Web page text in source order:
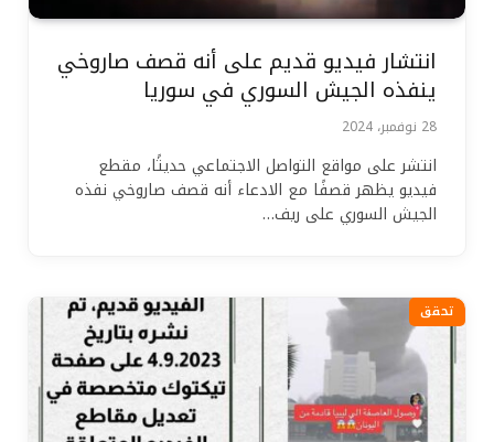
انتشار فيديو قديم على أنه قصف صاروخي
ينفذه الجيش السوري في سوريا
28 نوفمبر، 2024
انتشر على مواقع التواصل الاجتماعي حديثًا، مقطع
فيديو يظهر قصفًا مع الادعاء أنه قصف صاروخي نفذه
الجيش السوري على ريف…
تحقق